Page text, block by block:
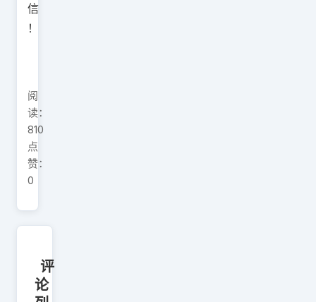
信
！
阅
读：
810
点
赞：
0
评
论